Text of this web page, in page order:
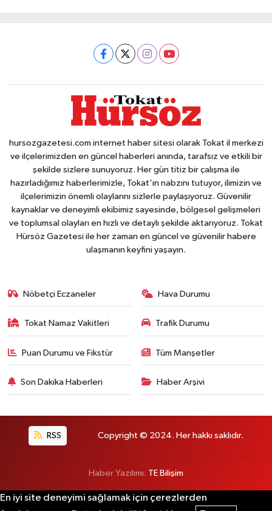
hursozgazetesi.com internet haber sitesi olarak Tokat il merkezi
ve ilçelerimizden en güncel haberleri anında, tarafsız ve etkili bir
şekilde sizlere sunuyoruz. Her gün titiz bir çalışma ile
hazırladığımız haberlerimizle, Tokat'ın nabzını tutuyor, ilimizin ve
ilçelerimizin önemli olaylarını sizlerle paylaşıyoruz. Güvenilir
kaynaklar ve deneyimli ekibimiz sayesinde, bölgesel gelişmeleri
ve toplumsal olayları en hızlı ve detaylı şekilde aktarıyoruz. Tokat
Hürsöz Gazetesi ile her zaman en güncel ve güvenilir habere
ulaşmanın keyfini yaşayın.
Nöbetçi Eczaneler Hava Durumu
Tokat Namaz Vakitleri Trafik Durumu
Puan Durumu ve Fikstür Tüm Manşetler
Son Dakika Haberleri Haber Arşivi
RSS Copyright © 2024. Her hakkı saklıdır.
Haber Yazılımı: TE Bilişim
En iyi site deneyimi sağlamak için çerezlerden